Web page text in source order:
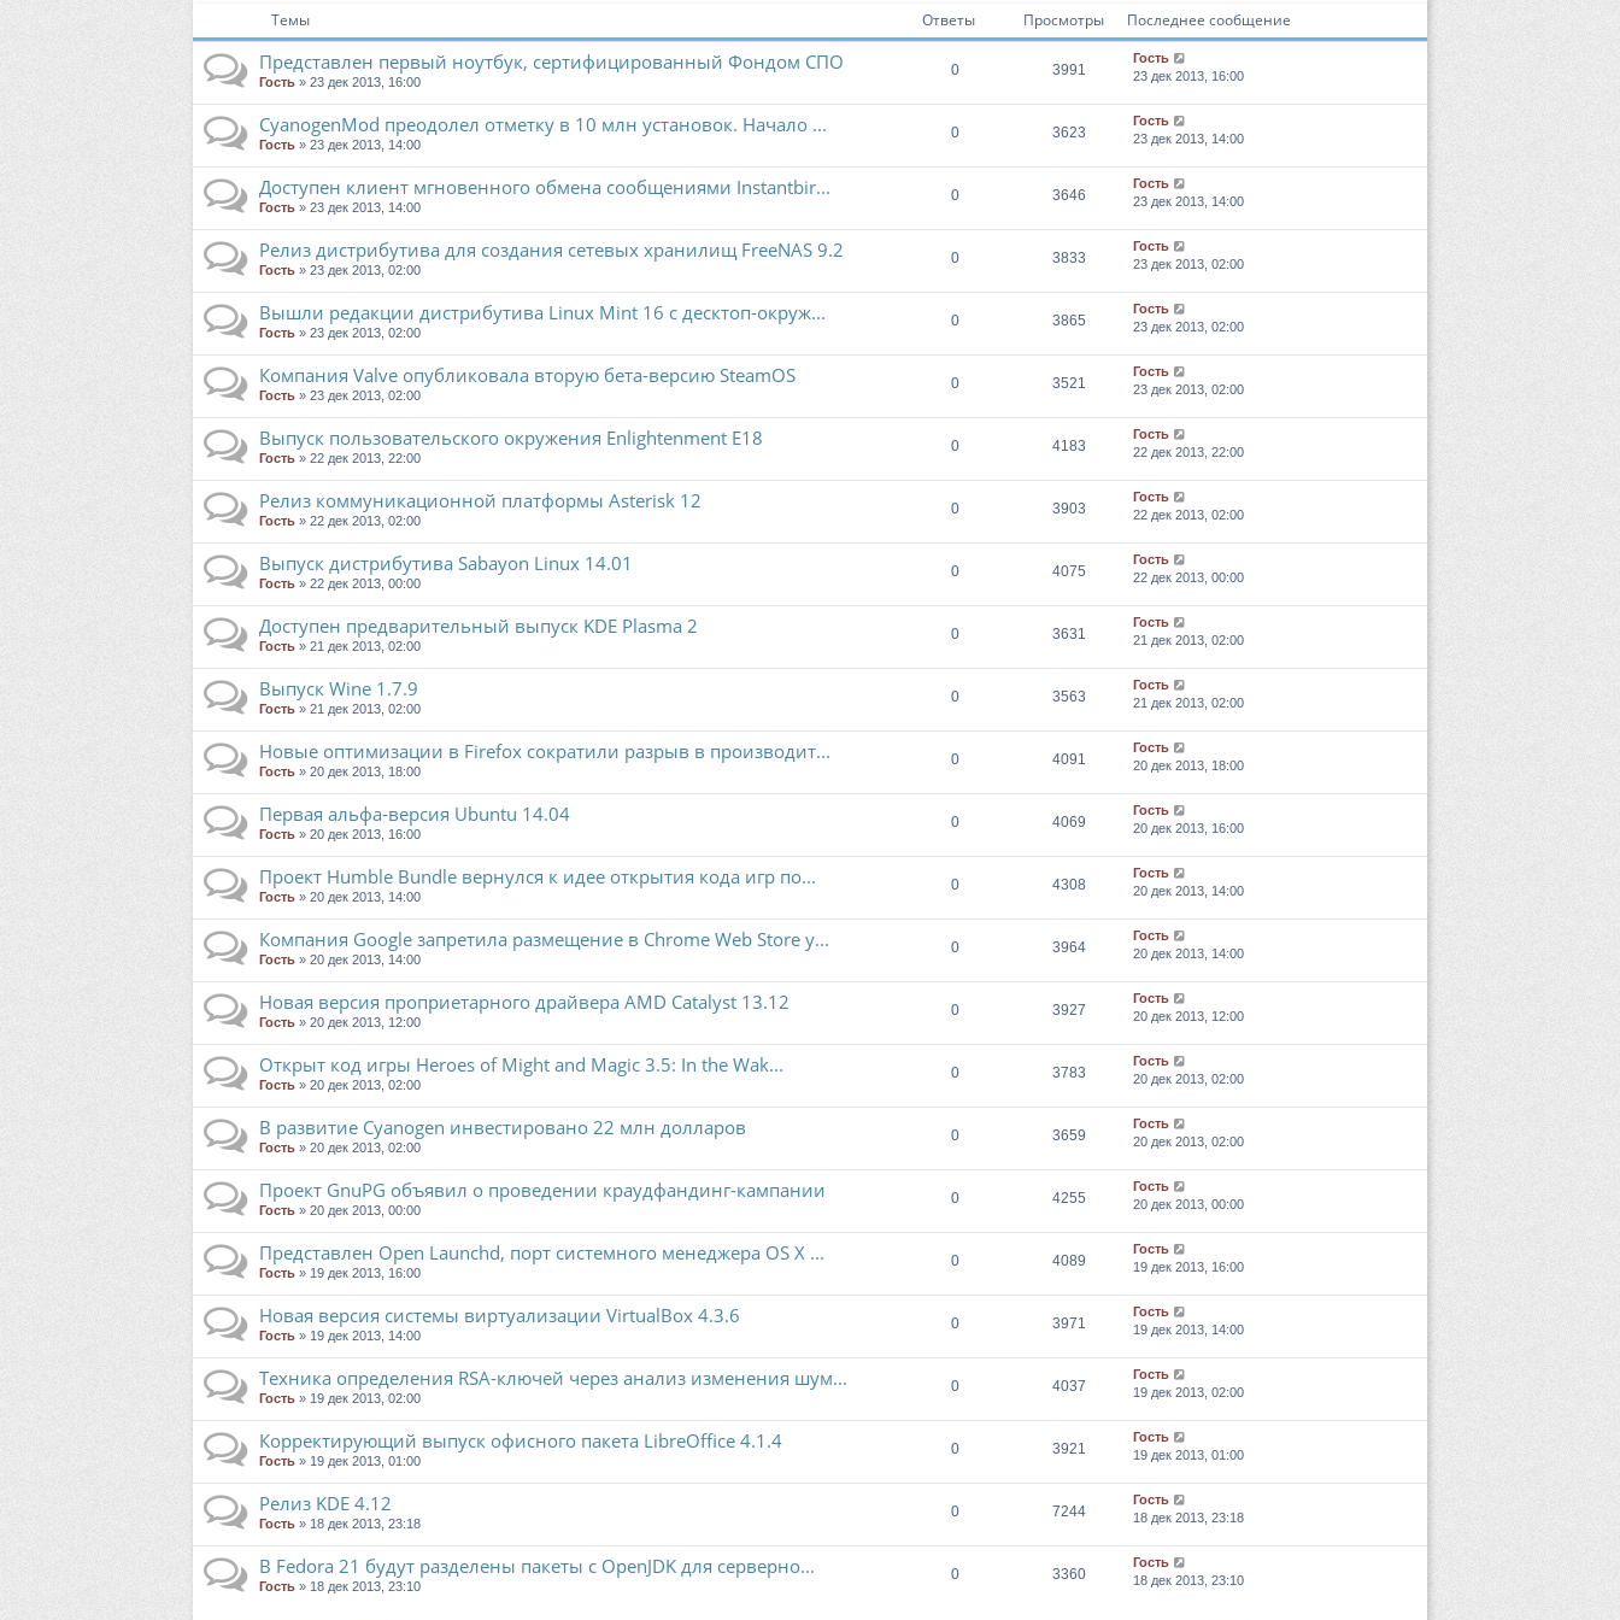
Темы Ответы Просмотры Последнее сообщение
Представлен первый ноутбук, сертифицированный Фондом СПО
Гость » 23 дек 2013, 16:00
0 3991
Гость
23 дек 2013, 16:00
CyanogenMod преодолел отметку в 10 млн установок. Начало ...
Гость » 23 дек 2013, 14:00
0 3623
Гость
23 дек 2013, 14:00
Доступен клиент мгновенного обмена сообщениями Instantbir...
Гость » 23 дек 2013, 14:00
0 3646
Гость
23 дек 2013, 14:00
Релиз дистрибутива для создания сетевых хранилищ FreeNAS 9.2
Гость » 23 дек 2013, 02:00
0 3833
Гость
23 дек 2013, 02:00
Вышли редакции дистрибутива Linux Mint 16 с десктоп-окруж...
Гость » 23 дек 2013, 02:00
0 3865
Гость
23 дек 2013, 02:00
Компания Valve опубликовала вторую бета-версию SteamOS
Гость » 23 дек 2013, 02:00
0 3521
Гость
23 дек 2013, 02:00
Выпуск пользовательского окружения Enlightenment E18
Гость » 22 дек 2013, 22:00
0 4183
Гость
22 дек 2013, 22:00
Релиз коммуникационной платформы Asterisk 12
Гость » 22 дек 2013, 02:00
0 3903
Гость
22 дек 2013, 02:00
Выпуск дистрибутива Sabayon Linux 14.01
Гость » 22 дек 2013, 00:00
0 4075
Гость
22 дек 2013, 00:00
Доступен предварительный выпуск KDE Plasma 2
Гость » 21 дек 2013, 02:00
0 3631
Гость
21 дек 2013, 02:00
Выпуск Wine 1.7.9
Гость » 21 дек 2013, 02:00
0 3563
Гость
21 дек 2013, 02:00
Новые оптимизации в Firefox сократили разрыв в производит...
Гость » 20 дек 2013, 18:00
0 4091
Гость
20 дек 2013, 18:00
Первая альфа-версия Ubuntu 14.04
Гость » 20 дек 2013, 16:00
0 4069
Гость
20 дек 2013, 16:00
Проект Humble Bundle вернулся к идее открытия кода игр по...
Гость » 20 дек 2013, 14:00
0 4308
Гость
20 дек 2013, 14:00
Компания Google запретила размещение в Chrome Web Store у...
Гость » 20 дек 2013, 14:00
0 3964
Гость
20 дек 2013, 14:00
Новая версия проприетарного драйвера AMD Catalyst 13.12
Гость » 20 дек 2013, 12:00
0 3927
Гость
20 дек 2013, 12:00
Открыт код игры Heroes of Might and Magic 3.5: In the Wak...
Гость » 20 дек 2013, 02:00
0 3783
Гость
20 дек 2013, 02:00
В развитие Cyanogen инвестировано 22 млн долларов
Гость » 20 дек 2013, 02:00
0 3659
Гость
20 дек 2013, 02:00
Проект GnuPG объявил о проведении краудфандинг-кампании
Гость » 20 дек 2013, 00:00
0 4255
Гость
20 дек 2013, 00:00
Представлен Open Launchd, порт системного менеджера OS X ...
Гость » 19 дек 2013, 16:00
0 4089
Гость
19 дек 2013, 16:00
Новая версия системы виртуализации VirtualBox 4.3.6
Гость » 19 дек 2013, 14:00
0 3971
Гость
19 дек 2013, 14:00
Техника определения RSA-ключей через анализ изменения шум...
Гость » 19 дек 2013, 02:00
0 4037
Гость
19 дек 2013, 02:00
Корректирующий выпуск офисного пакета LibreOffice 4.1.4
Гость » 19 дек 2013, 01:00
0 3921
Гость
19 дек 2013, 01:00
Релиз KDE 4.12
Гость » 18 дек 2013, 23:18
0 7244
Гость
18 дек 2013, 23:18
В Fedora 21 будут разделены пакеты с OpenJDK для серверно...
Гость » 18 дек 2013, 23:10
0 3360
Гость
18 дек 2013, 23:10